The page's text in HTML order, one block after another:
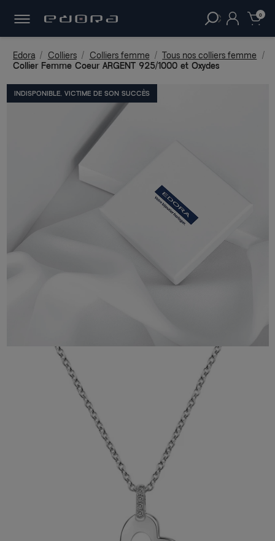
clear 0
Edora Colliers Colliers femme
Tous nos colliers femme
Collier Femme Coeur ARGENT 925/1000 et Oxydes
INDISPONIBLE, VICTIME DE SON SUCCÈS